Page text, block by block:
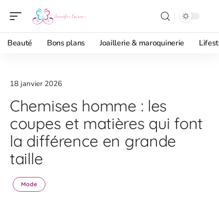
Beauté Bons plans Joaillerie & maroquinerie
18 janvier 2026
Chemises homme : les
coupes et matières qui font
la différence en grande
taille
Mode